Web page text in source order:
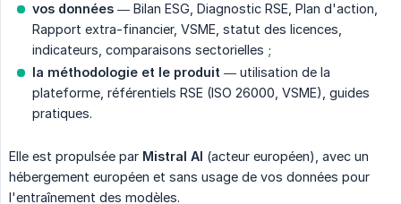
vos données — Bilan ESG, Diagnostic RSE, Plan d'action,
Rapport extra-financier, VSME, statut des licences,
indicateurs, comparaisons sectorielles ;
la méthodologie et le produit — utilisation de la
plateforme, référentiels RSE (ISO 26000, VSME), guides
pratiques.
Elle est propulsée par Mistral AI (acteur européen), avec un
hébergement européen et sans usage de vos données pour
l'entraînement des modèles.